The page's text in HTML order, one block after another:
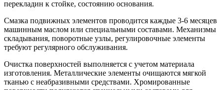
перекладин к стойке, состоянию основания.
Смазка подвижных элементов проводится каждые 3-6 месяцев
машинным маслом или специальными составами. Механизмы
складывания, поворотные узлы, регулировочные элементы
требуют регулярного обслуживания.
Очистка поверхностей выполняется с учетом материала
изготовления. Металлические элементы очищаются мягкой
тканью с неабразивными средствами. Хромированные